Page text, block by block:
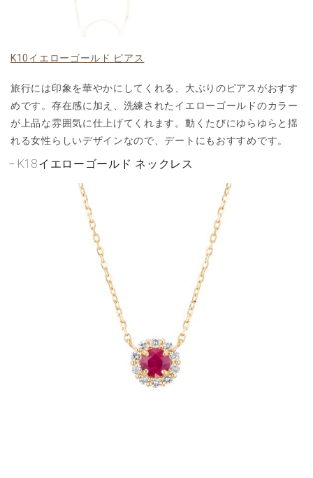
K10イエローゴールド ピアス
旅行には印象を華やかにしてくれる、大ぶりのピアスがおすす
めです。存在感に加え、洗練されたイエローゴールドのカラー
が上品な雰囲気に仕上げてくれます。動くたびにゆらゆらと揺
れる女性らしいデザインなので、デートにもおすすめです。
K18イエローゴールド ネックレス